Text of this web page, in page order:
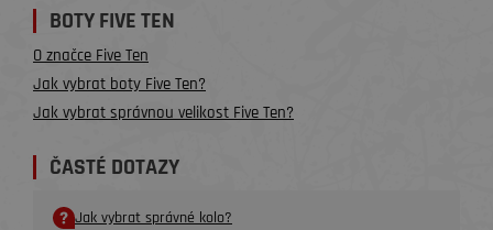
BOTY FIVE TEN
O značce Five Ten
Jak vybrat boty Five Ten?
Jak vybrat správnou velikost Five Ten?
ČASTÉ DOTAZY
Jak vybrat správné kolo?